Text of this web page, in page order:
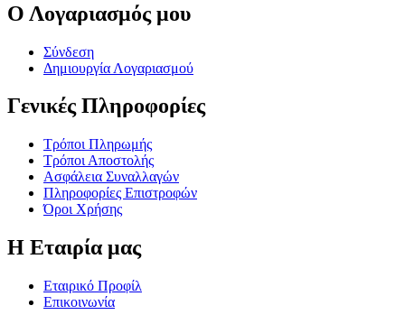
Ο Λογαριασμός μου
Σύνδεση
Δημιουργία Λογαριασμού
Γενικές Πληροφορίες
Τρόποι Πληρωμής
Τρόποι Αποστολής
Ασφάλεια Συναλλαγών
Πληροφορίες Επιστροφών
Όροι Χρήσης
Η Εταιρία μας
Εταιρικό Προφίλ
Επικοινωνία